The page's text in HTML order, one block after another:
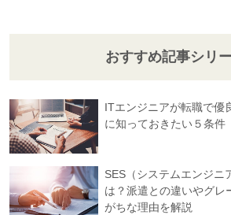
おすすめ記事シリ
ITエンジニアが転職で優
に知っておきたい５条件
SES（システムエンジニ
は？派遣との違いやグレ
がちな理由を解説